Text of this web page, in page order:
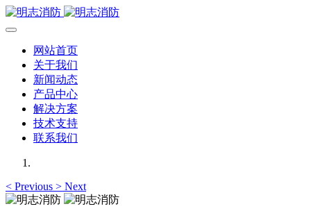
网站首页
关于我们
新闻动态
产品中心
解决方案
技术支持
联系我们
< Previous > Next